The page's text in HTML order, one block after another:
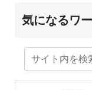
気になるワ